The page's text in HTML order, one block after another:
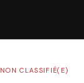
NON CLASSIFIÉ(E)